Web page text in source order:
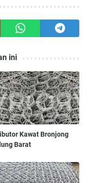
ini
Kawat Bronjong
Barat